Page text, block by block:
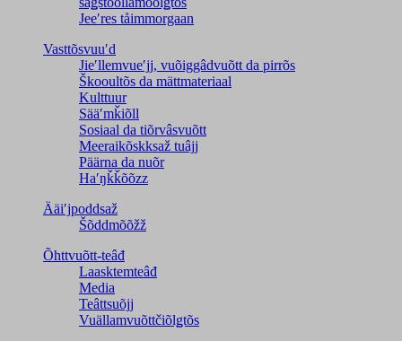
Jeeʹres tåimmorgaan
Vasttõsvuuʹd
Jieʹllemvueʹjj, vuõiggâdvuõtt da pirrõs
Škooultõs da mättmateriaal
Kulttuur
Sääʹmǩiõll
Sosiaal da tiõrvâsvuõtt
Meeraikõskksaž tuâjj
Päärna da nuõr
Haʹŋǩǩõõzz
Ääiʹjpoddsaž
Šõddmõõžž
Õhttvuõtt-teâđ
Laasktemteâđ
Media
Teâttsuõjj
Vuällamvuõttčiõlǥtõs